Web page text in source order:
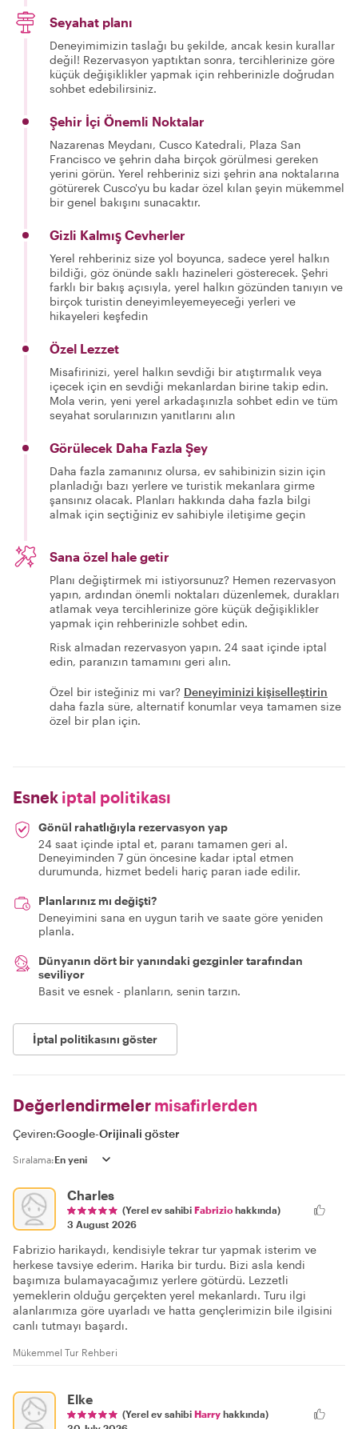
Seyahat planı
Deneyimimizin taslağı bu şekilde, ancak kesin kurallar
değil! Rezervasyon yaptıktan sonra, tercihlerinize göre
küçük değişiklikler yapmak için rehberinizle doğrudan
sohbet edebilirsiniz.
Şehir İçi Önemli Noktalar
Nazarenas Meydanı, Cusco Katedrali, Plaza San
Francisco ve şehrin daha birçok görülmesi gereken
yerini görün. Yerel rehberiniz sizi şehrin ana noktalarına
götürerek Cusco'yu bu kadar özel kılan şeyin mükemmel
bir genel bakışını sunacaktır.
Gizli Kalmış Cevherler
Yerel rehberiniz size yol boyunca, sadece yerel halkın
bildiği, göz önünde saklı hazineleri gösterecek. Şehri
farklı bir bakış açısıyla, yerel halkın gözünden tanıyın ve
birçok turistin deneyimleyemeyeceği yerleri ve
hikayeleri keşfedin
Özel Lezzet
Misafirinizi, yerel halkın sevdiği bir atıştırmalık veya
içecek için en sevdiği mekanlardan birine takip edin.
Mola verin, yeni yerel arkadaşınızla sohbet edin ve tüm
seyahat sorularınızın yanıtlarını alın
Görülecek Daha Fazla Şey
Daha fazla zamanınız olursa, ev sahibinizin sizin için
planladığı bazı yerlere ve turistik mekanlara girme
şansınız olacak. Planları hakkında daha fazla bilgi
almak için seçtiğiniz ev sahibiyle iletişime geçin
Sana özel hale getir
Planı değiştirmek mi istiyorsunuz? Hemen rezervasyon
yapın, ardından önemli noktaları düzenlemek, durakları
atlamak veya tercihlerinize göre küçük değişiklikler
yapmak için rehberinizle sohbet edin.
Risk almadan rezervasyon yapın. 24 saat içinde iptal
edin, paranızın tamamını geri alın.
Özel bir isteğiniz mi var? Deneyiminizi kişiselleştirin
daha fazla süre, alternatif konumlar veya tamamen size
özel bir plan için.
Esnek iptal politikası
Gönül rahatlığıyla rezervasyon yap
24 saat içinde iptal et, paranı tamamen geri al.
Deneyiminden 7 gün öncesine kadar iptal etmen
durumunda, hizmet bedeli hariç paran iade edilir.
Planlarınız mı değişti?
Deneyimini sana en uygun tarih ve saate göre yeniden
planla.
Dünyanın dört bir yanındaki gezginler tarafından
seviliyor
Basit ve esnek - planların, senin tarzın.
İptal politikasını göster
Değerlendirmeler misafirlerden
Çeviren:Google-Orijinali göster
Sıralama:
Charles
(Yerel ev sahibi Fabrizio hakkında)
3 August 2026
Fabrizio harikaydı, kendisiyle tekrar tur yapmak isterim ve
herkese tavsiye ederim. Harika bir turdu. Bizi asla kendi
başımıza bulamayacağımız yerlere götürdü. Lezzetli
yemeklerin olduğu gerçekten yerel mekanlardı. Turu ilgi
alanlarımıza göre uyarladı ve hatta gençlerimizin bile ilgisini
canlı tutmayı başardı.
Mükemmel Tur Rehberi
Elke
(Yerel ev sahibi Harry hakkında)